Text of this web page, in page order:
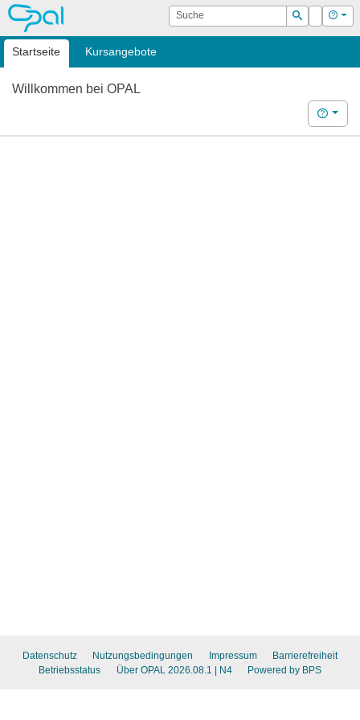
OPAL Suche
Suchen
Login Hilfe
Startseite Kursangebote
Willkommen bei OPAL
Hilfe
Datenschutz Nutzungsbedingungen Impressum
Barrierefreiheit
Betriebsstatus
Über OPAL 2026.08.1 | N4 Powered by BPS